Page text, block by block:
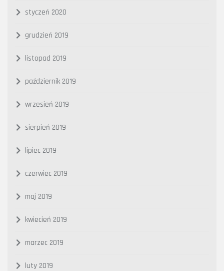
styczeń 2020
grudzień 2019
listopad 2019
październik 2019
wrzesień 2019
sierpień 2019
lipiec 2019
czerwiec 2019
maj 2019
kwiecień 2019
marzec 2019
luty 2019